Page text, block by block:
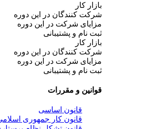
بازار کار
شرکت کنندگان در این دوره
مزایای شرکت در این دوره
ثبت نام و پشتیبانی
بازار کار
شرکت کنندگان در این دوره
مزایای شرکت در این دوره
ثبت نام و پشتیبانی
قوانین و مقررات
قانون اساسی
قانون کار جمهوری